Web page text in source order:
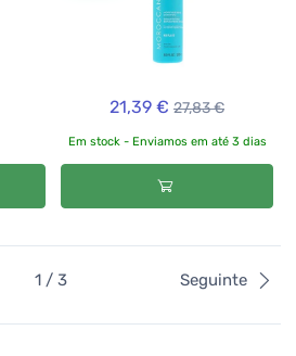
21,39 € 27,83 €
Em stock - Enviamos em até 3 dias
1 / 3 Seguinte